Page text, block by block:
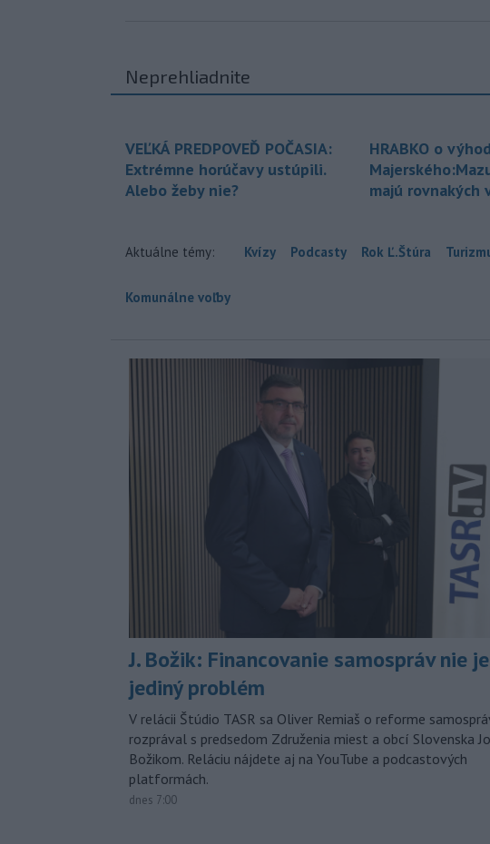
Neprehliadnite
VEĽKÁ PREDPOVEĎ POČASIA:
Extrémne horúčavy ustúpili.
Alebo žeby nie?
HRABKO o
majú rovnakých
Aktuálne témy: Kvízy Podcasty Rok Ľ.Štúra
Komunálne voľby
J. Božik: Financovanie samospráv nie
jediný problém
V relácii Štúdio TASR sa Oliver Remiaš o reforme
rozprával s predsedom Združenia miest a obcí Slovenska
Božikom. Reláciu nájdete aj na YouTube a podcastových
platformách.
dnes 7:00